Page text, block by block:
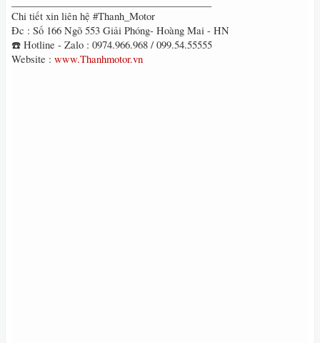
Chi tiết xin liên hệ #Thanh_Motor
Đc : Số 166 Ngõ 553 Giải Phóng- Hoàng Mai - HN
☎️ Hotline - Zalo : 0974.966.968 / 099.54.55555
Website : www.Thanhmotor.vn